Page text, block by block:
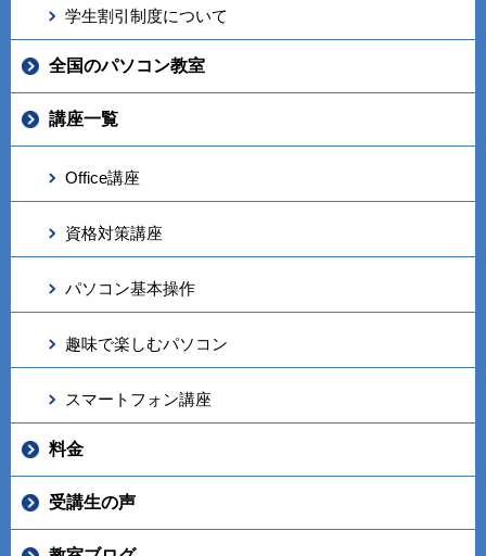
学生割引制度について
全国のパソコン教室
講座一覧
Office講座
資格対策講座
パソコン基本操作
趣味で楽しむパソコン
スマートフォン講座
料金
受講生の声